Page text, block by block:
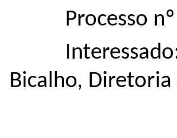
Processo
Bicalho, Diretoria